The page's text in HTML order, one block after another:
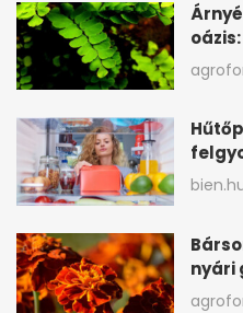
zöld
nyári
lépés